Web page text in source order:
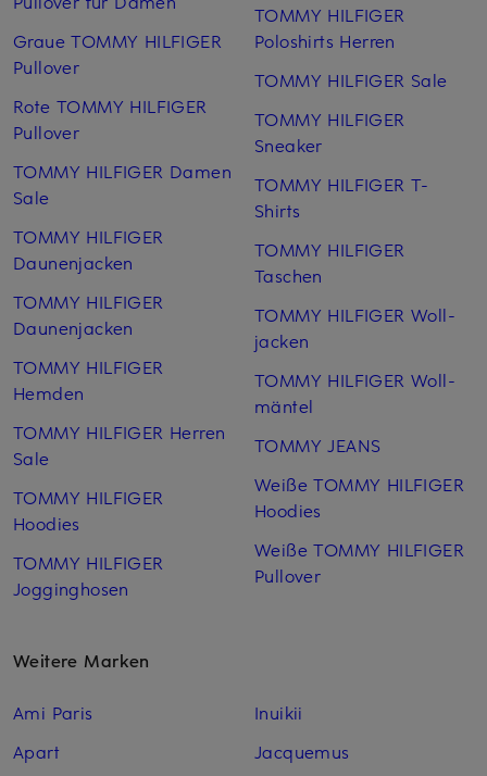
Graue TOMMY HILFIGER
Pullover
Rote TOMMY HILFIGER
Pullover
TOMMY HILFIGER Damen
Sale
TOMMY HILFIGER
Daunenjacken
TOMMY HILFIGER
Daunenjacken
TOMMY HILFIGER
Hemden
TOMMY HILFIGER Herren
Sale
TOMMY HILFIGER
Hoodies
TOMMY HILFIGER
Jogginghosen
TOMMY HILFIGER
Poloshirts Herren
TOMMY HILFIGER Sale
TOMMY HILFIGER
Sneaker
TOMMY HILFIGER T-
Shirts
TOMMY HILFIGER
Taschen
TOMMY HILFIGER Woll­
jacken
TOMMY HILFIGER Woll­
mäntel
TOMMY JEANS
Weiße TOMMY HILFIGER
Hoodies
Weiße TOMMY HILFIGER
Pullover
Weitere Marken
Ami Paris
Apart
Inuikii
Jacquemus